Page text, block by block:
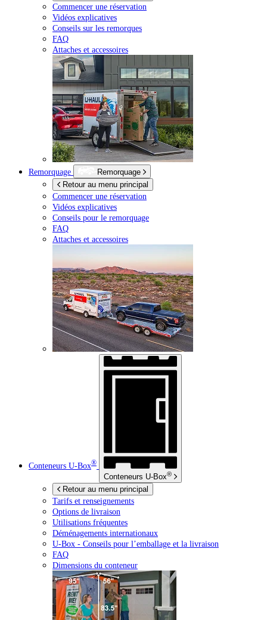
Commencer une réservation
Vidéos explicatives
Conseils sur les remorques
FAQ
Attaches et accessoires
Remorquage
Remorquage
Retour au menu principal
Commencer une réservation
Vidéos explicatives
Conseils pour le remorquage
FAQ
Attaches et accessoires
Conteneurs U-Box®
Conteneurs U-Box®
Retour au menu principal
Tarifs et renseignements
Options de livraison
Utilisations fréquentes
Déménagements internationaux
U-Box - Conseils pour l’emballage et la livraison
FAQ
Dimensions du conteneur